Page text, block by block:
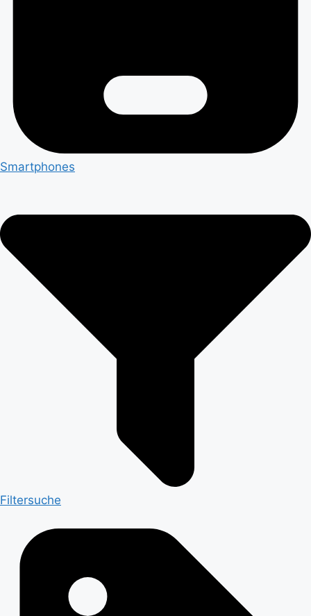
Smartphones
Filtersuche